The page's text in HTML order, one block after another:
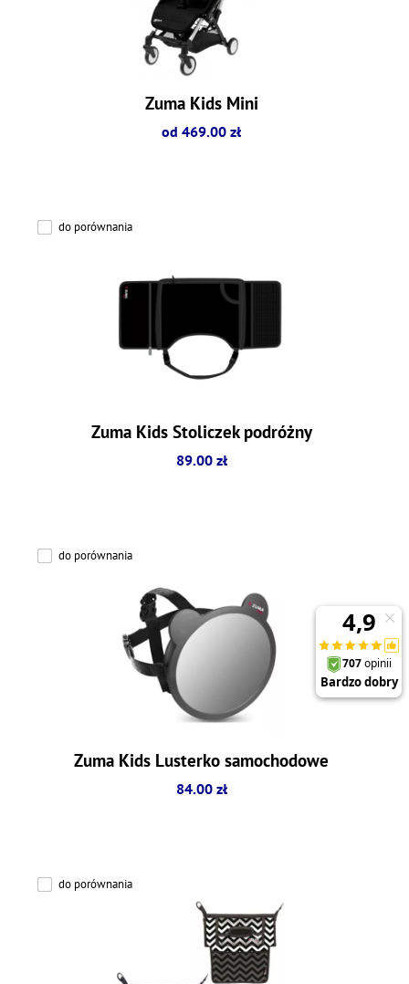
Zuma Kids Mini
od 469.00 zł
do porównania
Zuma Kids Stoliczek podróżny
89.00 zł
do porównania
Zuma Kids Lusterko samochodowe
84.00 zł
do porównania